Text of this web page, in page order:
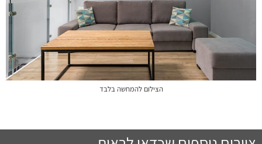
הצילום להמחשה בלבד